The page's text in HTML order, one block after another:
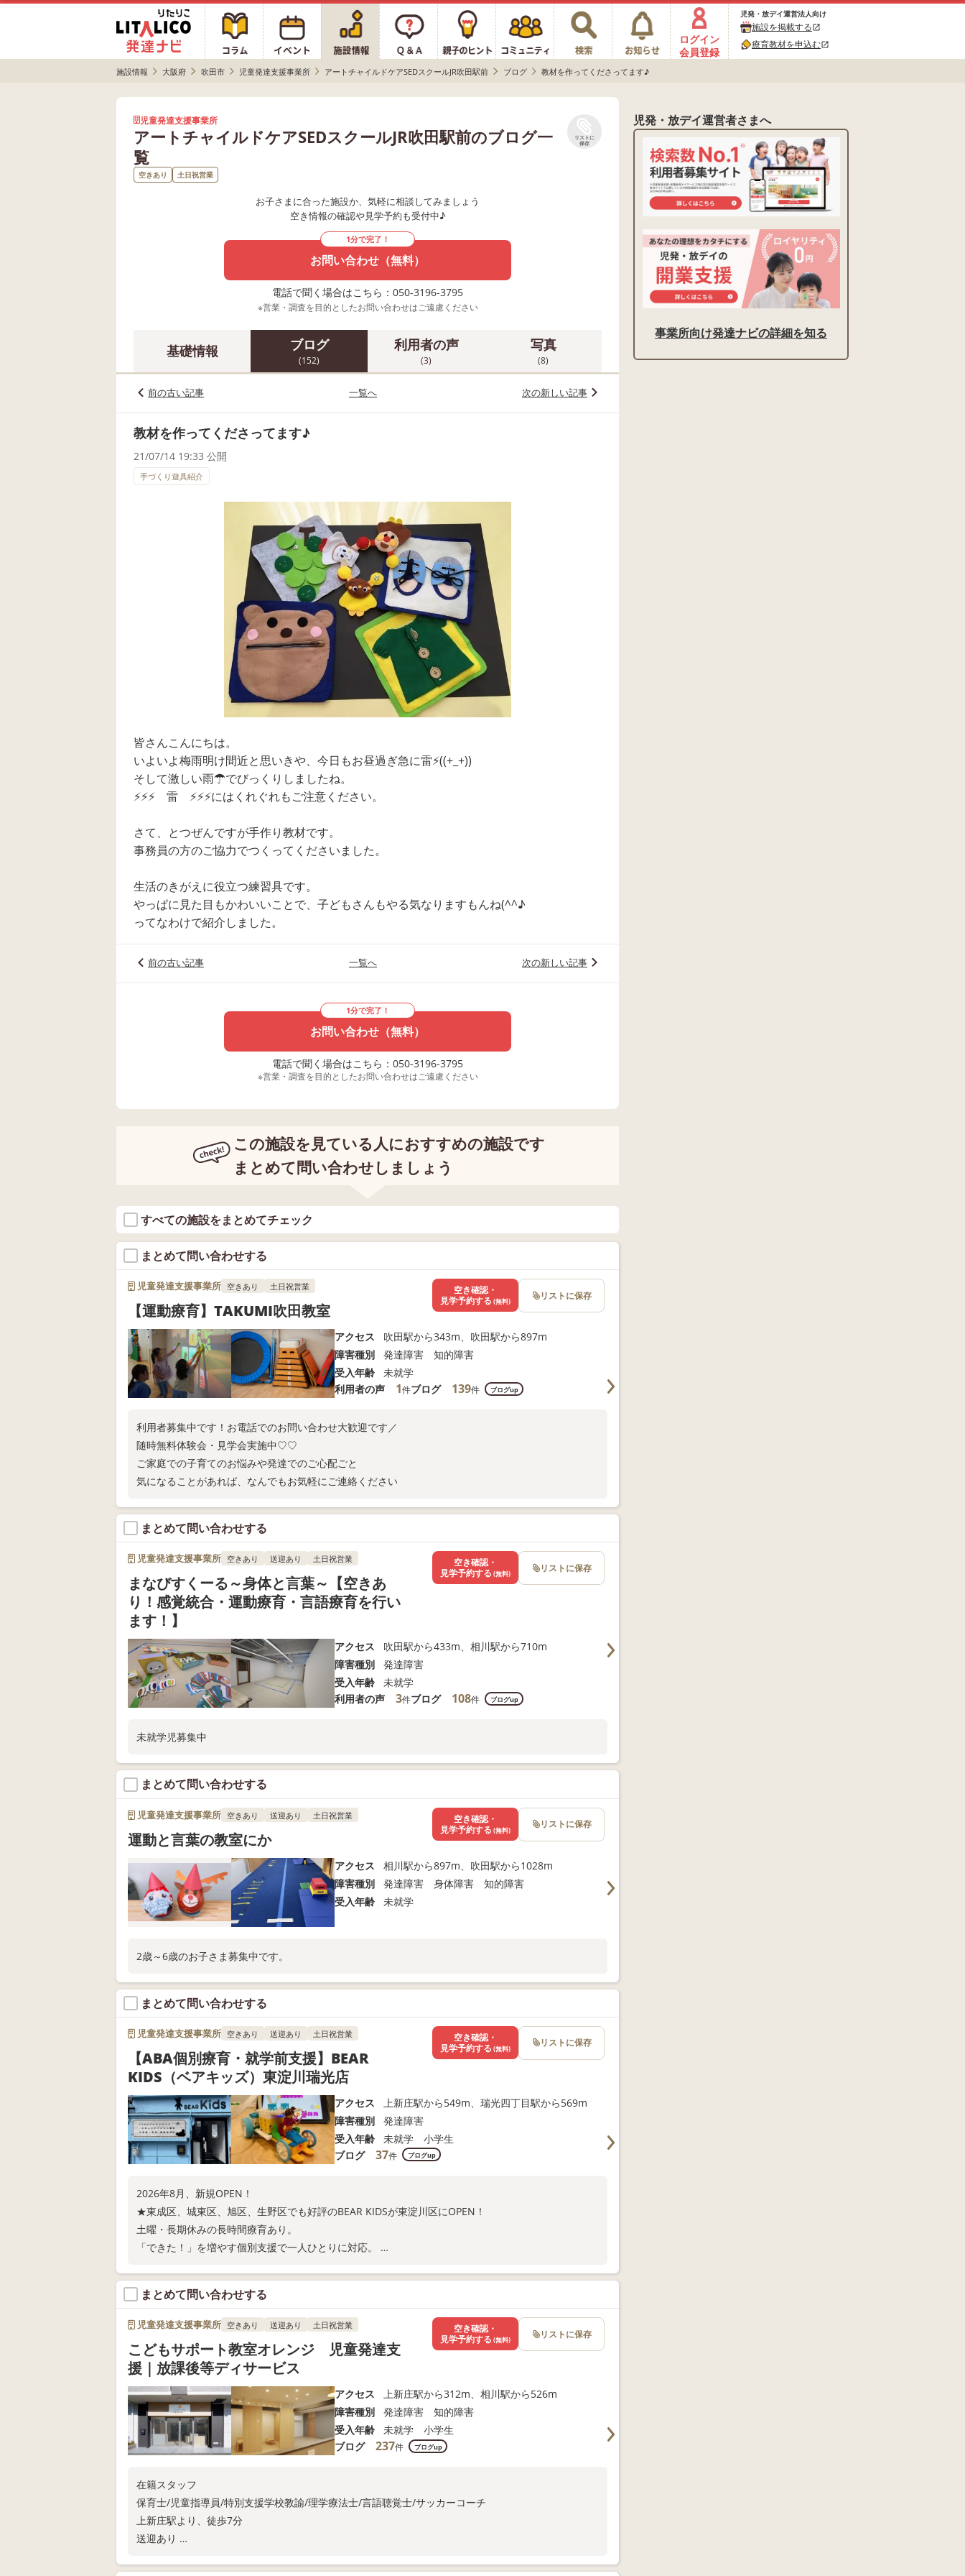
ログイン
会員登録
児発・放デイ運営法人向け
施設を掲載するopen_in_new
療育教材を申込むopen_in_new
施設情報 大阪府 吹田市 児童発達支援事業所 アートチャイルドケアSEDスクールJR吹田駅前 ブログ 教材を作ってくださってます♪
児童発達支援事業所
アートチャイルドケアSEDスクールJR吹田駅前のブログ一
覧
リストに
保存
空きあり 土日祝営業
お子さまに合った施設か、気軽に相談してみましょう
空き情報の確認や見学予約も受付中♪
1分で完了！
お問い合わせ（無料）
電話で聞く場合はこちら：050-3196-3795
※営業・調査を目的としたお問い合わせはご遠慮ください
基礎情報 ブログ
(152)
利用者の声
(3)
写真
(8)
前の古い記事 一覧へ 次の新しい記事
教材を作ってくださってます♪
21/07/14 19:33 公開
手づくり遊具紹介
皆さんこんにちは。
いよいよ梅雨明け間近と思いきや、今日もお昼過ぎ急に雷⚡((+_+))
そして激しい雨☂でびっくりしましたね。
⚡⚡⚡ 雷 ⚡⚡⚡にはくれぐれもご注意ください。
さて、とつぜんですが手作り教材です。
事務員の方のご協力でつくってくださいました。
生活のきがえに役立つ練習具です。
やっぱに見た目もかわいいことで、子どもさんもやる気なりますもんね(^^♪
ってなわけで紹介しました。
前の古い記事 一覧へ 次の新しい記事
1分で完了！
お問い合わせ（無料）
電話で聞く場合はこちら：050-3196-3795
※営業・調査を目的としたお問い合わせはご遠慮ください
この施設を見ている人におすすめの施設です
まとめて問い合わせしましょう
すべての施設をまとめてチェック
まとめて問い合わせする
児童発達支援事業所 空きあり 土日祝営業
【運動療育】TAKUMI吹田教室
アクセス
吹田駅から343m、吹田駅から897m
障害種別
発達障害 知的障害
受入年齢
未就学
利用者の声
1件ブログ 139件 ブログup
利用者募集中です！お電話でのお問い合わせ大歓迎です／
随時無料体験会・見学会実施中♡♡
ご家庭での子育てのお悩みや発達でのご心配ごと
気になることがあれば、なんでもお気軽にご連絡ください
空き確認・
見学予約する (無料) リストに保存
まとめて問い合わせする
児童発達支援事業所 空きあり 送迎あり 土日祝営業
まなびすくーる～身体と言葉～【空きあ
り！感覚統合・運動療育・言語療育を行い
ます！】
アクセス
吹田駅から433m、相川駅から710m
障害種別
発達障害
受入年齢
未就学
利用者の声
3件ブログ 108件 ブログup
未就学児募集中
空き確認・
見学予約する (無料) リストに保存
まとめて問い合わせする
児童発達支援事業所 空きあり 送迎あり 土日祝営業
運動と言葉の教室にか
アクセス
相川駅から897m、吹田駅から1028m
障害種別
発達障害 身体障害 知的障害
受入年齢
未就学
2歳～6歳のお子さま募集中です。
空き確認・
見学予約する (無料) リストに保存
まとめて問い合わせする
児童発達支援事業所 空きあり 送迎あり 土日祝営業
【ABA個別療育・就学前支援】BEAR
KIDS（ベアキッズ）東淀川瑞光店
アクセス
上新庄駅から549m、瑞光四丁目駅から569m
障害種別
発達障害
受入年齢
未就学 小学生
ブログ
37件 ブログup
2026年8月、新規OPEN！
★東成区、城東区、旭区、生野区でも好評のBEAR KIDSが東淀川区にOPEN！
土曜・長期休みの長時間療育あり。
「できた！」を増やす個別支援で一人ひとりに対応。
まずはお気軽にご相談ください♪
空き確認・
見学予約する (無料) リストに保存
まとめて問い合わせする
児童発達支援事業所 空きあり 送迎あり 土日祝営業
こどもサポート教室オレンジ 児童発達支
援｜放課後等ディサービス
アクセス
上新庄駅から312m、相川駅から526m
障害種別
発達障害 知的障害
受入年齢
未就学 小学生
ブログ
237件 ブログup
在籍スタッフ
保育士/児童指導員/特別支援学校教諭/理学療法士/言語聴覚士/サッカーコーチ
上新庄駅より、徒歩7分
送迎あり
空き確認・
見学予約する (無料) リストに保存
児発・放デイ運営者さまへ
事業所向け発達ナビの詳細を知る